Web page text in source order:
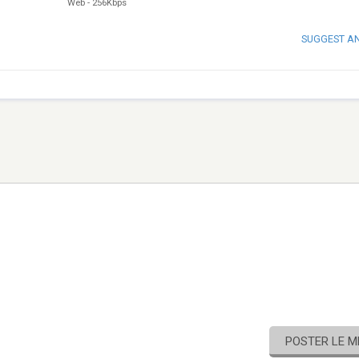
Web - 256Kbps
SUGGEST
POSTER LE